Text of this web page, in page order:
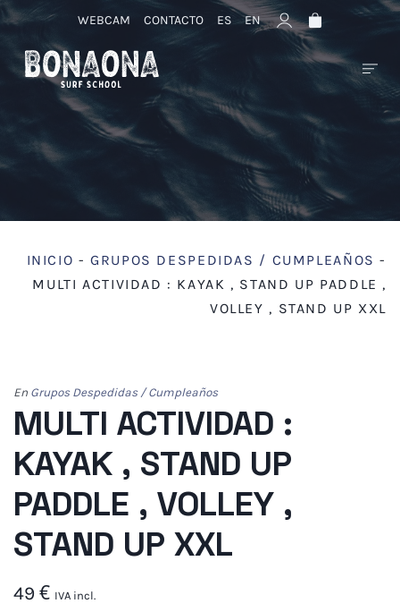
WEBCAM CONTACTO ES EN
INICIO -GRUPOS DESPEDIDAS / CUMPLEAÑOS -
MULTI ACTIVIDAD : KAYAK , STAND UP PADDLE ,
VOLLEY , STAND UP XXL
En Grupos Despedidas / Cumpleaños
MULTI ACTIVIDAD :
KAYAK , STAND UP
PADDLE , VOLLEY ,
STAND UP XXL
49 € IVA incl.